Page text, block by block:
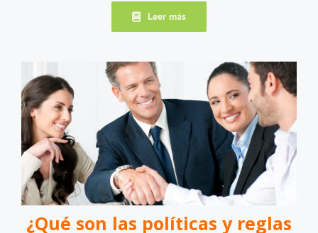
Leer más
¿Qué son las políticas y reglas